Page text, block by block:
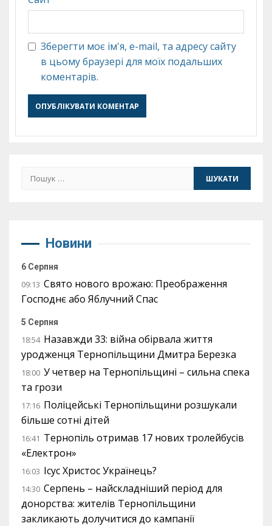
Зберегти моє ім'я, e-mail, та адресу сайту
в цьому браузері для моїх подальших
коментарів.
Пошук:
Новини
6 Серпня
09:13 Свято нового врожаю: Преображення
Господнє або Яблучний Спас
5 Серпня
18:54 Назавжди 33: війна обірвала життя
уродженця Тернопільщини Дмитра Березка
18:00 У четвер на Тернопільщині – сильна спека
та грози
17:16 Поліцейські Тернопільщини розшукали
більше сотні дітей
16:41 Тернопіль отримав 17 нових тролейбусів
«Електрон»
16:03 Ісус Христос Українець?
14:30 Серпень – найскладніший період для
донорства: жителів Тернопільщини
закликають долучитися до кампанії